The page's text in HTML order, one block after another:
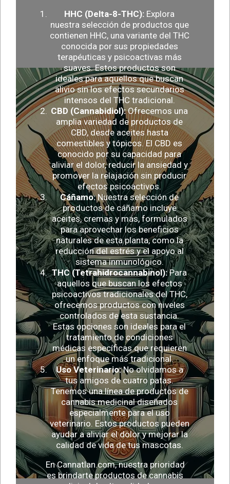
HHC (Delta-8-THC): Explora
nuestra selección de productos que
contienen HHC, una variante del THC
conocida por sus propiedades
terapéuticas y psicoactivas más
suaves. Estos productos son
ideales para aquellos que buscan
alivio sin los efectos secundarios
intensos del THC tradicional.
CBD (Cannabidiol):Ofrecemos una
amplia variedad de productos de
CBD, desde aceites hasta
comestibles y tópicos. El CBD es
conocido por su capacidad para
aliviar el dolor, reducir la ansiedad y
promover la relajación sin producir
efectos psicoactivos.
Cáñamo:Nuestra selección de
productos de cáñamo incluye
aceites, cremas y más, formulados
para aprovechar los beneficios
naturales de esta planta, como la
reducción del estrés y el apoyo al
sistema inmunológico.
THC (Tetrahidrocannabinol):Para
aquellos que buscan los efectos
psicoactivos tradicionales del THC,
ofrecemos productos con niveles
controlados de esta sustancia.
Estas opciones son ideales para el
tratamiento de condiciones
médicas específicas que requieren
un enfoque más tradicional.
Uso Veterinario:No olvidamos a
tus amigos de cuatro patas.
Tenemos una línea de productos de
cannabis medicinal diseñados
especialmente para el uso
veterinario. Estos productos pueden
ayudar a aliviar el dolor y mejorar la
calidad de vida de tus mascotas.
En Cannatlan.com, nuestra prioridad
es brindarte productos de cannabis